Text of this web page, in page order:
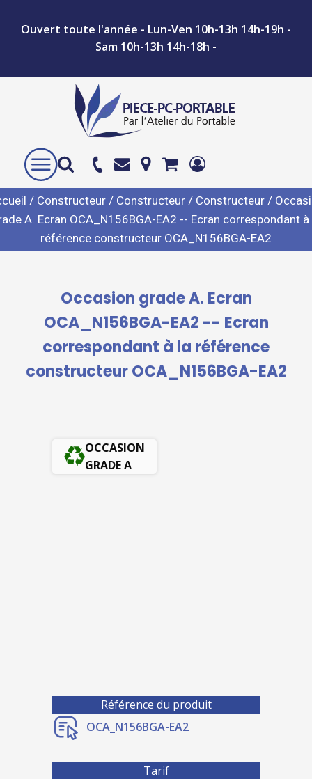
Ouvert toute l'année - Lun-Ven 10h-13h 14h-19h -
Sam 10h-13h 14h-18h -
/ Constructeur/ Constructeur/ Constructeur/
A. Ecran OCA_N156BGA-EA2 -- Ecran correspondant à
référence constructeur OCA_N156BGA-EA2
Occasion grade A. Ecran
OCA_N156BGA-EA2 -- Ecran
correspondant à la référence
constructeur OCA_N156BGA-EA2
OCCASION
GRADE A
Référence du produit
OCA_N156BGA-EA2
Tarif